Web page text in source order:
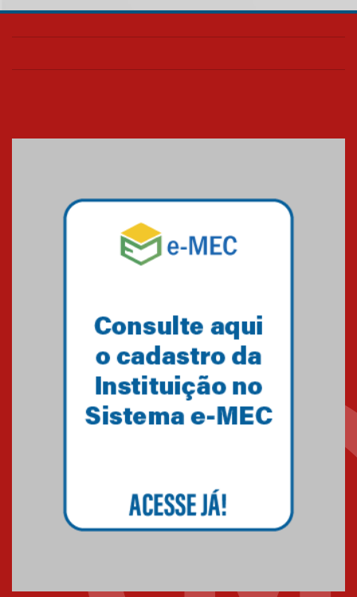
realizará nova edição da Feira
04.08.2026
Mackenzie recepciona os
calouros do segundo semestre
Como o Colégio Mackenzie
Brasília prepara seus
estudantes para o PAS antes
mesmo do Ensino Médio
04.08.2026